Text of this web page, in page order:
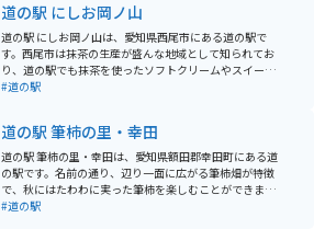
た、地元の農産物直売所では、新鮮な野菜や果物を購入
することができます。 バイクで訪れる場合、デンパーク
の駐車場は広く、駐輪スペースも確保されているので安
心です。道の駅 デンパーク安城は、花と緑に囲まれた癒
しの空間で、一日ゆっくりと過ごすことができます。地
道の駅 にしお岡ノ山
道の駅 にしお岡ノ山は、愛知県西尾市にある道の駅で
す。西尾市は抹茶の生産が盛んな地域として知られてお
り、道の駅でも抹茶を使ったソフトクリームやスイーツ
などが販売されています。 また、道の駅 にしお岡ノ山
すことができ、天気が良ければ富士山も見ることができ
ます。 バイクで訪れる場合、道の駅には広い駐車場が完
備されているので安心です。周辺には、三河湾スカイラ
インなど、ツーリングに最適なワインディングロードも
たくさんあります。 西尾市は、抹茶の他にも、うなぎや
#道の駅
道の駅 筆柿の里・幸田
道の駅 筆柿の里・幸田は、愛知県額田郡幸田町にある道
の駅です。名前の通り、辺り一面に広がる筆柿畑が特徴
で、秋にはたわわに実った筆柿を楽しむことができま
す。 道の駅には、地元の新鮮な農産物が並ぶ直売所や、
#道の駅